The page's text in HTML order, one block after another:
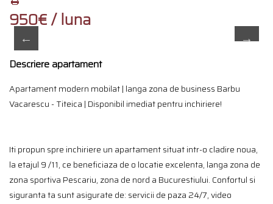
950€ / luna
Descriere apartament
Apartament modern mobilat | langa zona de business Barbu
Vacarescu - Titeica | Disponibil imediat pentru inchiriere!
Iti propun spre inchiriere un apartament situat intr-o cladire noua,
la etajul 9 /11, ce beneficiaza de o locatie excelenta, langa zona de
zona sportiva Pescariu, zona de nord a Bucurestiului. Confortul si
siguranta ta sunt asigurate de: servicii de paza 24/7, video